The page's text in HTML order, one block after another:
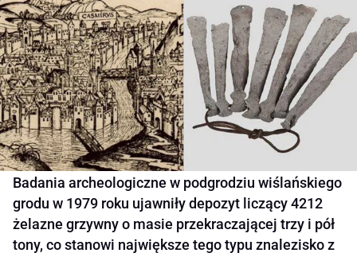
Badania archeologiczne w podgrodziu wiślańskiego
grodu w 1979 roku ujawniły depozyt liczący 4212
żelazne grzywny o masie przekraczającej trzy i pół
tony, co stanowi największe tego typu znalezisko z